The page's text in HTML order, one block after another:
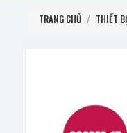
TRANG CHỦ / THIẾT